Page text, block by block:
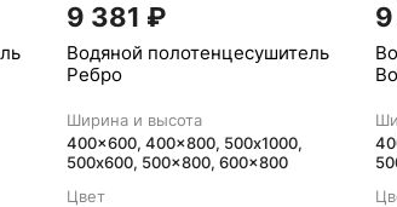
9 381 ₽
Водяной полотенцесушитель
Ребро
Ширина и высота
400x600, 400x800, 500х1000,
500x600, 500x800, 600x800
Цвет